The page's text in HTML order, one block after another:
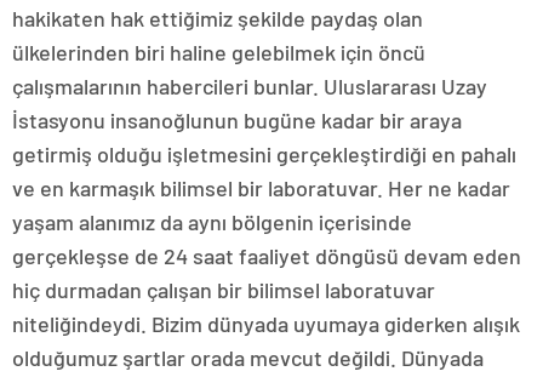
hakikaten hak ettiğimiz şekilde paydaş olan
ülkelerinden biri haline gelebilmek için öncü
çalışmalarının habercileri bunlar. Uluslararası Uzay
İstasyonu insanoğlunun bugüne kadar bir araya
getirmiş olduğu işletmesini gerçekleştirdiği en pahalı
ve en karmaşık bilimsel bir laboratuvar. Her ne kadar
yaşam alanımız da aynı bölgenin içerisinde
gerçekleşse de 24 saat faaliyet döngüsü devam eden
hiç durmadan çalışan bir bilimsel laboratuvar
niteliğindeydi. Bizim dünyada uyumaya giderken alışık
olduğumuz şartlar orada mevcut değildi. Dünyada